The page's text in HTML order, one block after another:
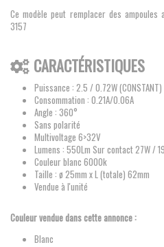
Ce modèle peut remplacer des ampoules
3157
CARACTÉRISTIQUES
Puissance : 2.5 / 0.72W (CONSTANT)
Consommation : 0.21A/0.06A
Angle : 360°
Sans polarité
Multivoltage 6>32V
Lumens : 550Lm Sur contact 27W /
Couleur blanc 6000k
Taille : ø 25mm x L (totale) 62mm
Vendue à l'unité
Couleur vendue dans cette annonce :
Blanc